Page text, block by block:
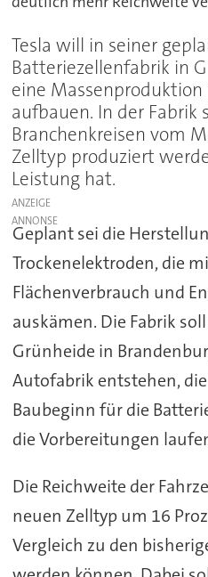
Tesla will in seiner
Batteriezellenfabrik in
eine
aufbauen. In der Fabrik
Branchenkreisen vom
Zelltyp produziert
Leistung hat.
ANZEIGE
Geplant sei die
Trockenelektroden, die
Flächenverbrauch und
auskämen. Die Fabrik
Grünheide in
Autofabrik entstehen,
Baubeginn für die
die Vorbereitungen
Die Reichweite der
neuen Zelltyp um 16
Vergleich zu den